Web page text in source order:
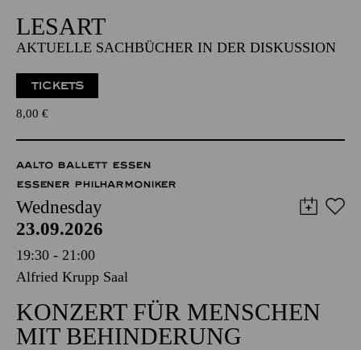
LESART
AKTUELLE SACHBÜCHER IN DER DISKUSSION
TICKETS
8,00 €
AALTO BALLETT ESSEN
ESSENER PHILHARMONIKER
Wednesday
23.09.2026
19:30 - 21:00
Alfried Krupp Saal
KONZERT FÜR MENSCHEN
MIT BEHINDERUNG